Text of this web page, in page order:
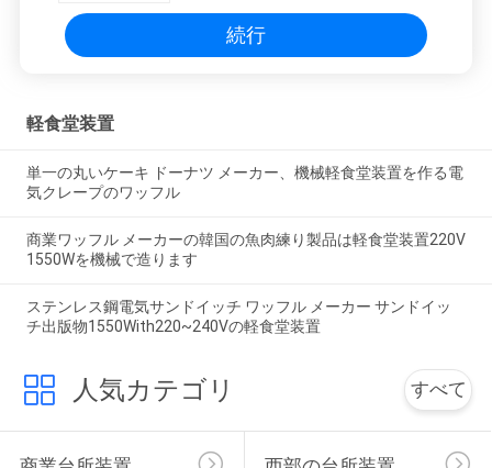
続行
軽食堂装置
単一の丸いケーキ ドーナツ メーカー、機械軽食堂装置を作る電
気クレープのワッフル
商業ワッフル メーカーの韓国の魚肉練り製品は軽食堂装置220V
1550Wを機械で造ります
ステンレス鋼電気サンドイッチ ワッフル メーカー サンドイッ
チ出版物1550With220~240Vの軽食堂装置
人気カテゴリ すべて